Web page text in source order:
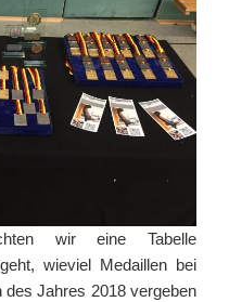
wir eine Tabelle
wieviel Medaillen bei
Jahres 2018 vergeben